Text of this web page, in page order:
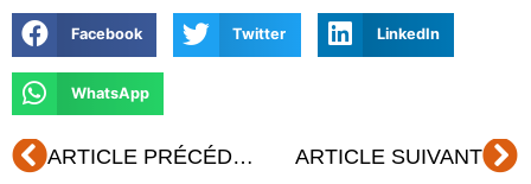
Facebook Twitter LinkedIn
WhatsApp
Précédent ARTICLE PRÉCÉDENT ARTICLE SUIVANT